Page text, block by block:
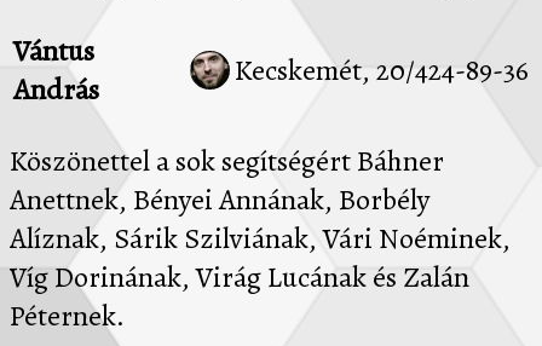
Vántus
András
Kecskemét, 20/424-89-36
Köszönettel a sok segítségért Báhner
Anettnek, Bényei Annának, Borbély
Alíznak, Sárik Szilviának, Vári Noéminek,
Víg Dorinának, Virág Lucának és Zalán
Péternek.